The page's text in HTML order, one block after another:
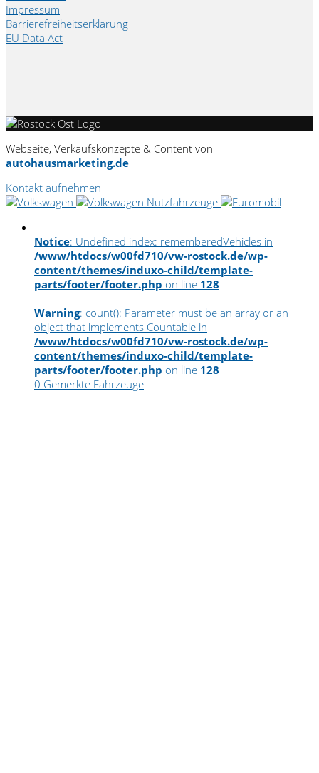
Impressum
Barrierefreiheitserklärung
EU Data Act
Webseite, Verkaufskonzepte & Content von
autohausmarketing.de
Kontakt aufnehmen
Notice: Undefined index: rememberedVehicles in
/www/htdocs/w00fd710/vw-rostock.de/wp-
content/themes/induxo-child/template-
parts/footer/footer.php on line 128
Warning: count(): Parameter must be an array or an
object that implements Countable in
/www/htdocs/w00fd710/vw-rostock.de/wp-
content/themes/induxo-child/template-
parts/footer/footer.php on line 128
0 Gemerkte Fahrzeuge